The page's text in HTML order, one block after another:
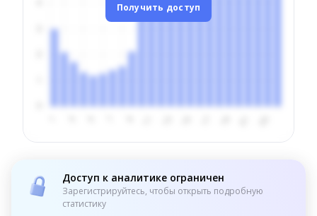
Получить доступ
Доступ к аналитике ограничен
Зарегистрируйтесь, чтобы открыть подробную
статистику